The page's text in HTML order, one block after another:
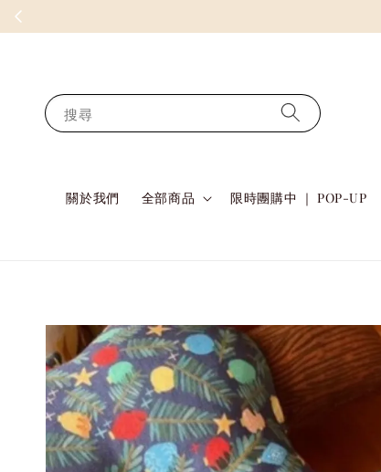
搜尋
關於我們 全部商品 限時團購中 ｜ POP-UP